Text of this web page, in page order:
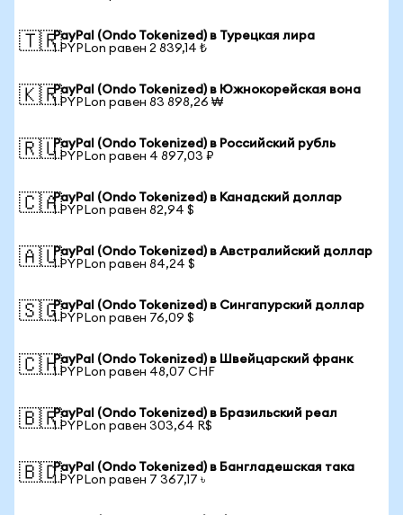
🇹🇷PayPal (Ondo Tokenized) в Турецкая лира
1 PYPLon равен 2 839,14 ₺
🇰🇷PayPal (Ondo Tokenized) в Южнокорейская вона
1 PYPLon равен 83 898,26 ₩
🇷🇺PayPal (Ondo Tokenized) в Российский рубль
1 PYPLon равен 4 897,03 ₽
🇨🇦PayPal (Ondo Tokenized) в Канадский доллар
1 PYPLon равен 82,94 $
🇦🇺PayPal (Ondo Tokenized) в Австралийский доллар
1 PYPLon равен 84,24 $
🇸🇬PayPal (Ondo Tokenized) в Сингапурский доллар
1 PYPLon равен 76,09 $
🇨🇭PayPal (Ondo Tokenized) в Швейцарский франк
1 PYPLon равен 48,07 CHF
🇧🇷PayPal (Ondo Tokenized) в Бразильский реал
1 PYPLon равен 303,64 R$
🇧🇩PayPal (Ondo Tokenized) в Бангладешская така
1 PYPLon равен 7 367,17 ৳